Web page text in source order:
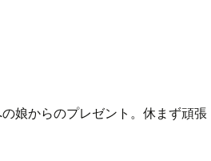
の娘からのプレゼント。休まず頑張